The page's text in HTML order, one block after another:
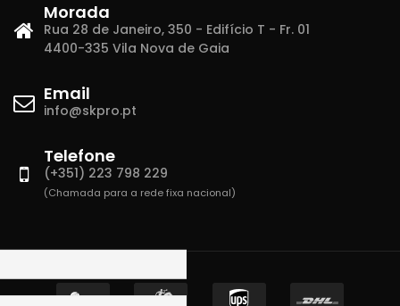
Morada
Rua 28 de Janeiro, 350 - Edifício T - Fr. 01
4400-335 Vila Nova de Gaia
Email
info@skpro.pt
Telefone
(+351) 223 798 229
(Chamada para a rede fixa nacional)